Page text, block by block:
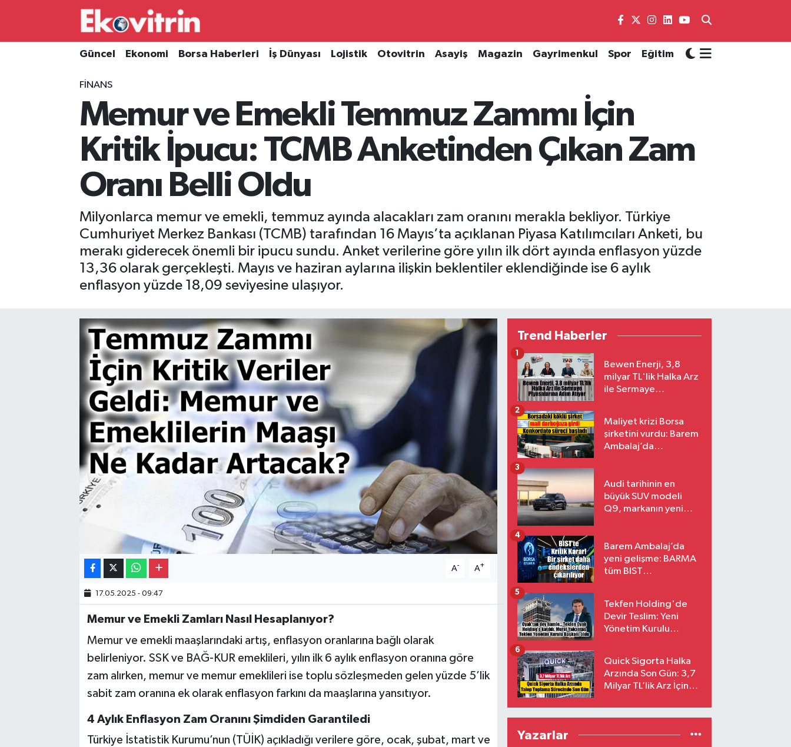
Güncel Ekonomi Borsa Haberleri İş Dünyası Lojistik Otovitrin Asayiş Magazin Gayrimenkul Spor Eğitim
FINANS
Memur ve Emekli Temmuz Zammı İçin
Kritik İpucu: TCMB Anketinden Çıkan Zam
Oranı Belli Oldu
Milyonlarca memur ve emekli, temmuz ayında alacakları zam oranını merakla bekliyor. Türkiye
Cumhuriyet Merkez Bankası (TCMB) tarafından 16 Mayıs’ta açıklanan Piyasa Katılımcıları Anketi, bu
merakı giderecek önemli bir ipucu sundu. Anket verilerine göre yılın ilk dört ayında enflasyon yüzde
13,36 olarak gerçekleşti. Mayıs ve haziran aylarına ilişkin beklentiler eklendiğinde ise 6 aylık
enflasyon yüzde 18,09 seviyesine ulaşıyor.
A- A+
17.05.2025 - 09:47
Memur ve Emekli Zamları Nasıl Hesaplanıyor?
Memur ve emekli maaşlarındaki artış, enflasyon oranlarına bağlı olarak
belirleniyor. SSK ve BAĞ-KUR emeklileri, yılın ilk 6 aylık enflasyon oranına göre
zam alırken, memur ve memur emeklileri ise toplu sözleşmeden gelen yüzde 5’lik
sabit zam oranına ek olarak enflasyon farkını da maaşlarına yansıtıyor.
4 Aylık Enflasyon Zam Oranını Şimdiden Garantiledi
Türkiye İstatistik Kurumu’nun (TÜİK) açıkladığı verilere göre, ocak, şubat, mart ve
Trend Haberler
Bewen Enerji, 3,8
milyar TL'lik Halka Arz
ile Sermaye
1
Maliyet krizi Borsa
şirketini vurdu: Barem
Ambalaj’da
2
Audi tarihinin en
büyük SUV modeli
Q9, markanın yeni
3
Barem Ambalaj’da
yeni gelişme: BARMA
tüm BIST
4
Tekfen Holding'de
Devir Teslim: Yeni
Yönetim Kurulu
5
Quick Sigorta Halka
Arzında Son Gün: 3,7
Milyar TL’lik Arz İçin
Eriyor
6
Yazarlar
Güncel
Borsa Haberleri
Gayrimenkul
Hava Durumu
Süper Lig Puan Durumu ve Fikstür
Tüm Manşetler
Son Dakika Haberleri
Haber Arşivi